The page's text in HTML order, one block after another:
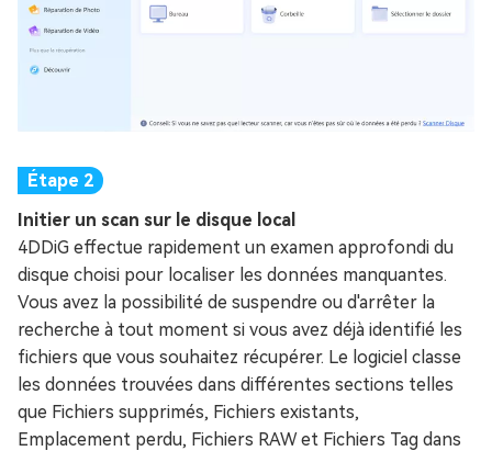
Initier un scan sur le disque local
4DDiG effectue rapidement un examen approfondi du
disque choisi pour localiser les données manquantes.
Vous avez la possibilité de suspendre ou d'arrêter la
recherche à tout moment si vous avez déjà identifié les
fichiers que vous souhaitez récupérer. Le logiciel classe
les données trouvées dans différentes sections telles
que Fichiers supprimés, Fichiers existants,
Emplacement perdu, Fichiers RAW et Fichiers Tag dans